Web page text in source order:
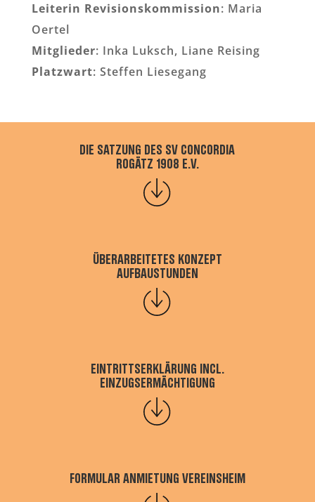
Leiterin Revisionskommission: Maria
Oertel
Mitglieder: Inka Luksch, Liane Reising
Platzwart: Steffen Liesegang
Die Satzung des SV Concordia
Rogätz 1908 e.V.
Überarbeitetes Konzept
Aufbaustunden
Eintrittserklärung incl.
Einzugsermächtigung
Formular Anmietung Vereinsheim